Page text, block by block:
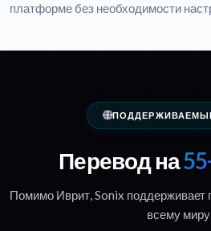
платформе без необходимости
Перевод на
Помимо Иврит, Sonix поддерживает
всему